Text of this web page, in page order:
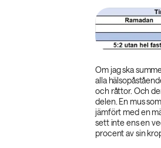
Om jag ska
alla
och råttor. Och
delen. En mus
jämfört med en
sett inte ens en
procent av sin